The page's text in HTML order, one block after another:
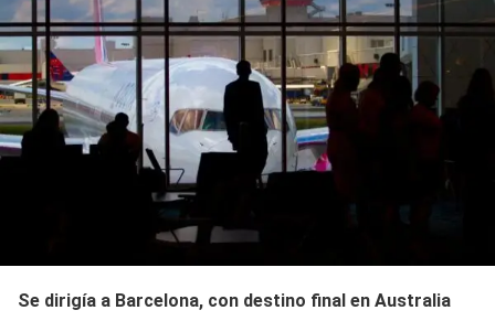
Se dirigía a Barcelona, con destino final en Australia